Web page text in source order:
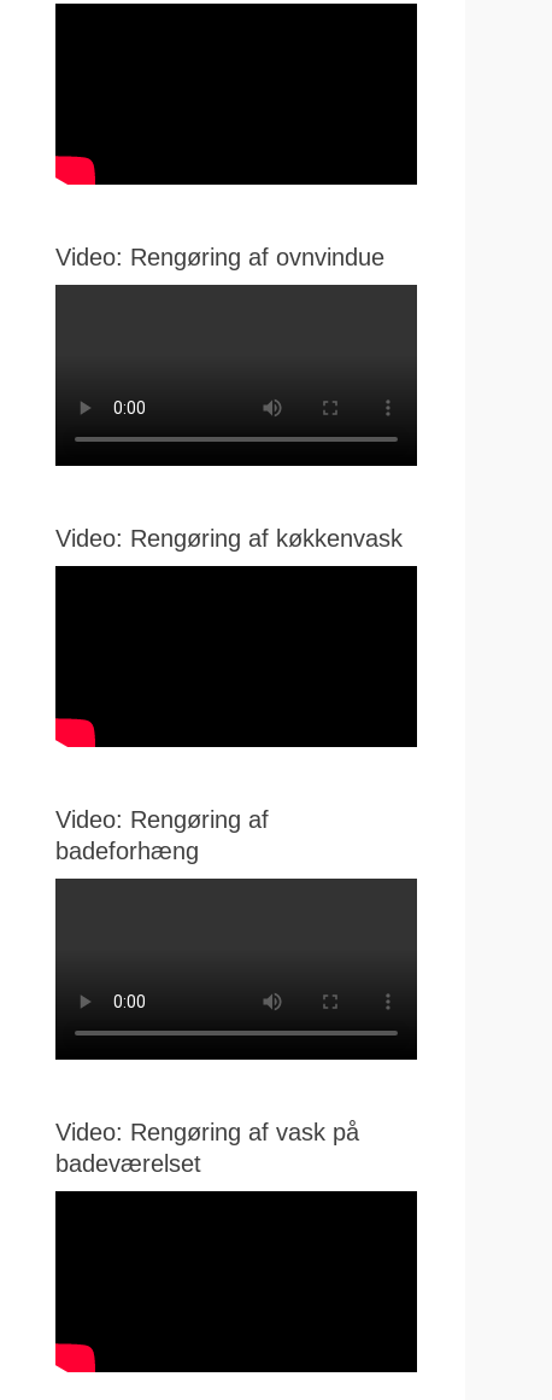
Video: Rengøring af ovnvindue
Video: Rengøring af køkkenvask
Video: Rengøring af
badeforhæng
Video: Rengøring af vask på
badeværelset